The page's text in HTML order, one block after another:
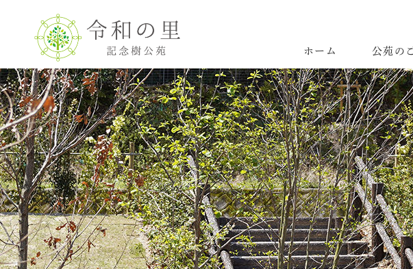
ホーム 公苑の
紹介ムービー
公苑マップ
料金案内
お知らせ